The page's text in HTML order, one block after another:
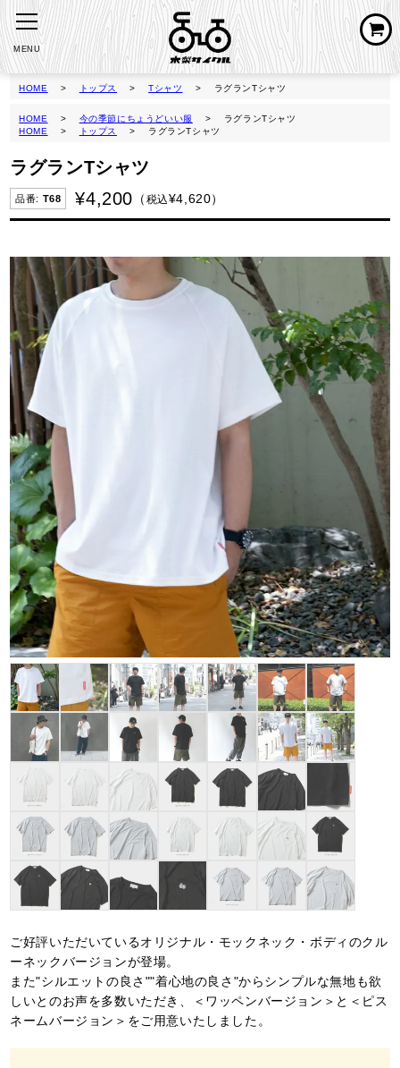
MENU
HOME トップス Tシャツ ラグランTシャツ
HOME 今の季節にちょうどいい服
ラグランTシャツ
HOME
トップス ラグランTシャツ
ラグランTシャツ
T68 ¥4,200 ¥4,620
税込
ご好評いただいているオリジナル・モックネック・ボディのクル
ーネックバージョンが登場。
また"シルエットの良さ""着心地の良さ"からシンプルな無地も欲
しいとのお声を多数いただき、＜ワッペンバージョン＞と＜ピス
ネームバージョン＞をご用意いたしました。